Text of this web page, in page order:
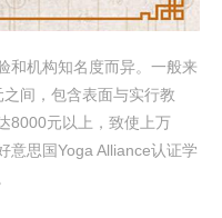
和机构知名度而异。一般来
间，包含表面与实行教
8000元以上，致使上万
意思国Yoga Alliance认证学